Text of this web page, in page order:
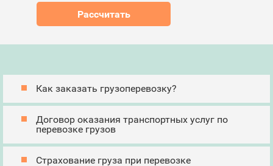
Как заказать грузоперевозку?
Договор оказания транспортных услуг по
перевозке грузов
Страхование груза при перевозке